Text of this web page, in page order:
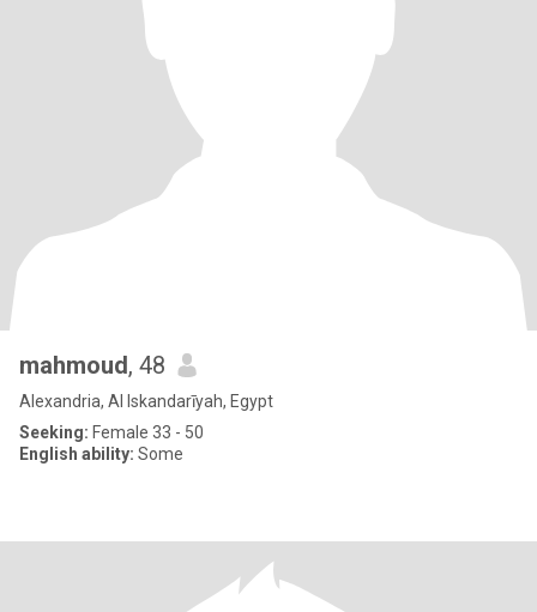
mahmoud, 48
Alexandria, Al Iskandarīyah, Egypt
Seeking: Female 33 - 50
English ability: Some